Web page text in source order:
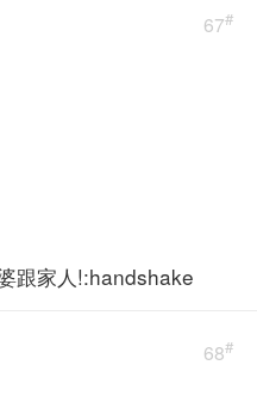
67#
跟家人!:handshake
68#